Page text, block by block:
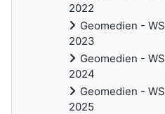
2022
Geomedien - WS
2023
Geomedien - WS
2024
Geomedien - WS
2025